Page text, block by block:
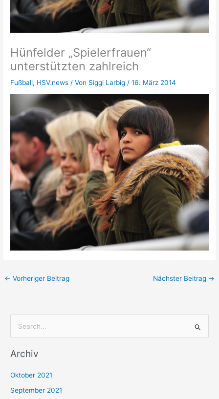
Hünfelder „Spielerfrauen“
unterstützten zahlreich
Fußball, HSV.news / Von Siggi Larbig/16. März 2014
← Vorheriger Beitrag Nächster Beitrag →
c
n
Archiv
Oktober 2021
September 2021